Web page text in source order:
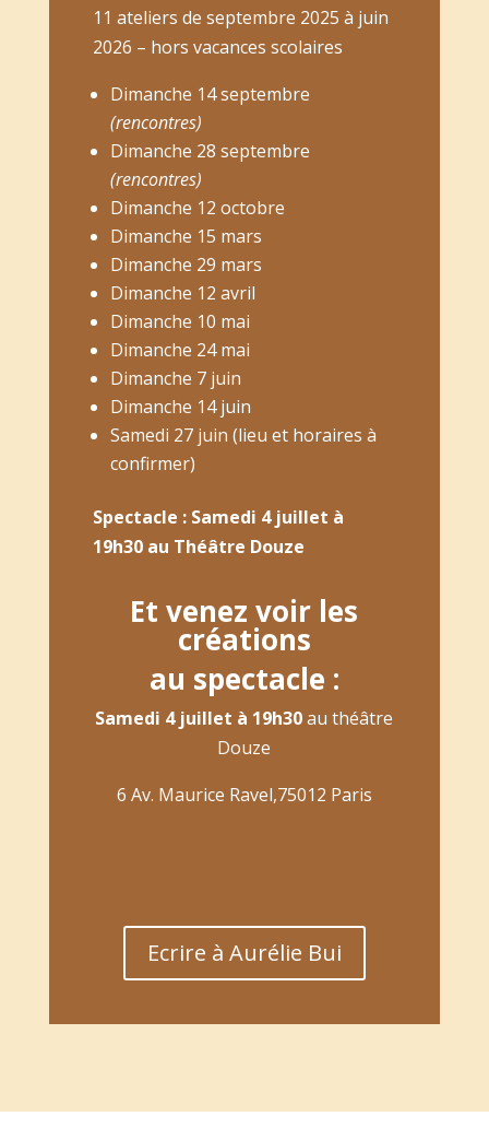
11 ateliers de septembre 2025 à juin
2026 – hors vacances scolaires
Dimanche 14 septembre
(rencontres)
Dimanche 28 septembre
(rencontres)
Dimanche 12 octobre
Dimanche 15 mars
Dimanche 29 mars
Dimanche 12 avril
Dimanche 10 mai
Dimanche 24 mai
Dimanche 7 juin
Dimanche 14 juin
Samedi 27 juin (lieu et horaires à
confirmer)
Spectacle : Samedi 4 juillet à
19h30 au Théâtre Douze
Et venez voir les
créations
au spectacle :
Samedi 4 juillet à 19h30au théâtre
Douze
6 Av. Maurice Ravel,75012 Paris
Ecrire à Aurélie Bui